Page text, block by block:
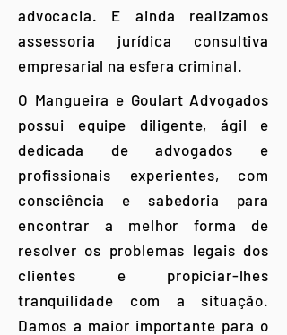
advocacia. E ainda realizamos
assessoria jurídica consultiva
empresarial na esfera criminal.
O Mangueira e Goulart Advogados
possui equipe diligente, ágil e
dedicada de advogados e
profissionais experientes, com
consciência e sabedoria para
encontrar a melhor forma de
resolver os problemas legais dos
clientes e propiciar-lhes
tranquilidade com a situação.
Damos a maior importante para o